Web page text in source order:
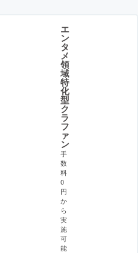
エ
ン
タ
メ
領
域
特
化
型
ク
ラ
フ
ァ
ン
手
数
料
0
円
か
ら
実
施
可
能